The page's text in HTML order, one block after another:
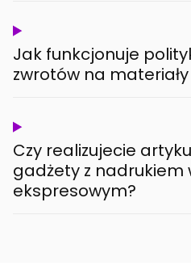
Jak funkcjonuje
zwrotów na
Czy realizujecie
gadżety z nadrukiem
ekspresowym?